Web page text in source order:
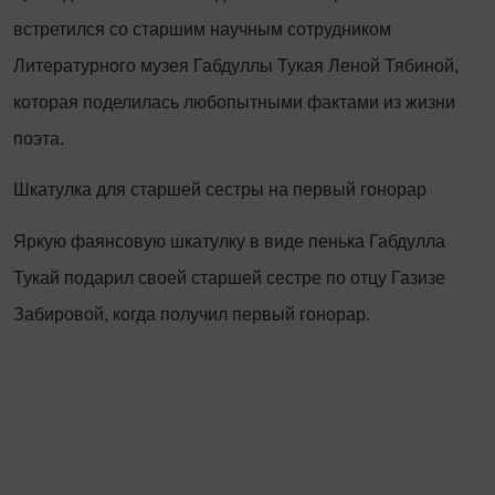
встретился со старшим научным сотрудником
Литературного музея Габдуллы Тукая Леной Тябиной,
которая поделилась любопытными фактами из жизни
поэта.
Шкатулка для старшей сестры на первый гонорар
Яркую фаянсовую шкатулку в виде пенька Габдулла
Тукай подарил своей старшей сестре по отцу Газизе
Забировой, когда получил первый гонорар.